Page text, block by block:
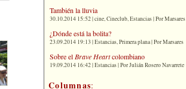
También la lluvia
30.10.2014 15:52 | cine, Cineclub, Estancias | Por Marsares
¿Dónde está la bolita?
23.09.2014 19:13 | Estancias, Primera plana | Por Marsares
Sobre el Brave Heartcolombiano
19.09.2014 16:42 | Estancias | Por Julián Rosero Navarrete
Columnas: